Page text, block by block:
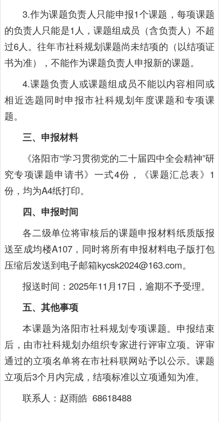
3.作为课题负责人只能申报1个课题，每项课题
的负责人只能是1人，课题组成员（含负责人）不超
过6人。往年市社科规划课题尚未结项的（以结项证
书为准），不能作为课题负责人申报新的课题。
4.课题负责人或课题组成员不能以内容相同或
相近选题同时申报市社科规划年度课题和专项课
题。
三、申报材料
《洛阳市“学习贯彻党的二十届四中全会精神”研
究专项课题申请书》一式4份，《课题汇总表》1
份，均为A4纸打印。
四、申报时间
各二级单位将审核后的课题申报材料纸质版报
送至成均楼A107，同时将所有申报材料电子版打包
压缩后发送到电子邮箱kycsk2024@163.com。
报送时间：2025年11月17日，逾期不予受理。
五、其他事项
本课题为洛阳市社科规划专项课题。申报结束
后，由市社科规划办组织专家进行评审立项。评审
通过的立项名单将在市社科联网站予以公示。课题
立项后3个月内完成，结项标准以立项通知为准。
联系人：赵雨皓 68618488